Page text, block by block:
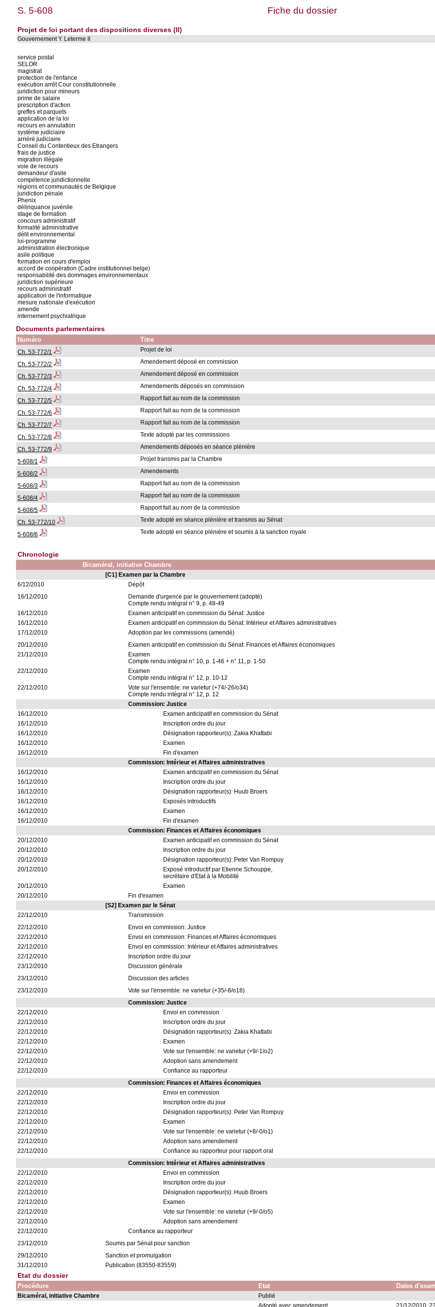
S. 5-608 Fiche du dossier
Projet de loi portant des dispositions diverses (II)
Gouvernement Y. Leterme II
service postal
SELOR
magistrat
protection de l'enfance
exécution arrêt Cour constitutionnelle
juridiction pour mineurs
prime de salaire
prescription d'action
greffes et parquets
application de la loi
recours en annulation
système judiciaire
arriéré judiciaire
Conseil du Contentieux des Etrangers
frais de justice
migration illégale
voie de recours
demandeur d'asile
compétence juridictionnelle
régions et communautés de Belgique
juridiction pénale
Phenix
délinquance juvénile
stage de formation
concours administratif
formalité administrative
délit environnemental
loi-programme
administration électronique
asile politique
formation en cours d'emploi
accord de coopération (Cadre institutionnel belge)
responsabilité des dommages environnementaux
juridiction supérieure
recours administratif
application de l'informatique
mesure nationale d'exécution
amende
internement psychiatrique
Documents parlementaires
Numéro Titre
Ch. 53-772/1 Projet de loi
Ch. 53-772/2 Amendement déposé en commission
Ch. 53-772/3 Amendement déposé en commission
Ch. 53-772/4 Amendements déposés en commission
Ch. 53-772/5 Rapport fait au nom de la commission
Ch. 53-772/6 Rapport fait au nom de la commission
Ch. 53-772/7 Rapport fait au nom de la commission
Ch. 53-772/8 Texte adopté par les commissions
Ch. 53-772/9 Amendements déposés en séance plénière
5-608/1 Projet transmis par la Chambre
5-608/2 Amendements
5-608/3 Rapport fait au nom de la commission
5-608/4 Rapport fait au nom de la commission
5-608/5 Rapport fait au nom de la commission
Ch. 53-772/10 Texte adopté en séance plénière et transmis au Sénat
5-608/6 Texte adopté en séance plénière et soumis à la sanction royale
Chronologie
Bicaméral, initiative Chambre
[C1] Examen par la Chambre
6/12/2010
Dépôt
16/12/2010
Demande d'urgence par le gouvernement (adopté)
Compte rendu intégral n° 9, p. 48-49
16/12/2010
Examen anticipatif en commission du Sénat: Justice
16/12/2010
Examen anticipatif en commission du Sénat: Intérieur et Affaires administratives
17/12/2010
Adoption par les commissions (amendé)
20/12/2010
Examen anticipatif en commission du Sénat: Finances et Affaires économiques
21/12/2010
Examen
Compte rendu intégral n° 10, p. 1-46 + n° 11, p. 1-50
22/12/2010
Examen
Compte rendu intégral n° 12, p. 10-12
22/12/2010
Vote sur l'ensemble: ne varietur (+74/-26/o34)
Compte rendu intégral n° 12, p. 12
Commission: Justice
16/12/2010
Examen anticipatif en commission du Sénat
16/12/2010
Inscription ordre du jour
16/12/2010
Désignation rapporteur(s): Zakia Khattabi
16/12/2010
Examen
16/12/2010
Fin d'examen
Commission: Intérieur et Affaires administratives
16/12/2010
Examen anticipatif en commission du Sénat
16/12/2010
Inscription ordre du jour
16/12/2010
Désignation rapporteur(s): Huub Broers
16/12/2010
Exposés introductifs
16/12/2010
Examen
16/12/2010
Fin d'examen
Commission: Finances et Affaires économiques
20/12/2010
Examen anticipatif en commission du Sénat
20/12/2010
Inscription ordre du jour
20/12/2010
Désignation rapporteur(s): Peter Van Rompuy
20/12/2010
Exposé introductif par Etienne Schouppe,
secrétaire d'Etat à la Mobilité
20/12/2010
Examen
20/12/2010
Fin d'examen
[S2] Examen par le Sénat
22/12/2010
Transmission
22/12/2010
Envoi en commission: Justice
22/12/2010
Envoi en commission: Finances et Affaires économiques
22/12/2010
Envoi en commission: Intérieur et Affaires administratives
22/12/2010
Inscription ordre du jour
23/12/2010
Discussion générale
23/12/2010
Discussion des articles
23/12/2010
Vote sur l'ensemble: ne varietur (+35/-8/o18)
Commission: Justice
22/12/2010
Envoi en commission
22/12/2010
Inscription ordre du jour
22/12/2010
Désignation rapporteur(s): Zakia Khattabi
22/12/2010
Examen
22/12/2010
Vote sur l'ensemble: ne varietur (+9/-1/o2)
22/12/2010
Adoption sans amendement
22/12/2010
Confiance au rapporteur
Commission: Finances et Affaires économiques
22/12/2010
Envoi en commission
22/12/2010
Inscription ordre du jour
22/12/2010
Désignation rapporteur(s): Peter Van Rompuy
22/12/2010
Examen
22/12/2010
Vote sur l'ensemble: ne varietur (+8/-0/o1)
22/12/2010
Adoption sans amendement
22/12/2010
Confiance au rapporteur pour rapport oral
Commission: Intérieur et Affaires administratives
22/12/2010
Envoi en commission
22/12/2010
Inscription ordre du jour
22/12/2010
Désignation rapporteur(s): Huub Broers
22/12/2010
Examen
22/12/2010
Vote sur l'ensemble: ne varietur (+9/-0/o5)
22/12/2010
Adoption sans amendement
22/12/2010
Confiance au rapporteur
23/12/2010
Soumis par Sénat pour sanction
29/12/2010
Sanction et promulgation
31/12/2010
Publication (83550-83559)
Etat du dossier
Procédure Etat Dates
Bicaméral, initiative Chambre
Publié
Adopté avec amendement
21/12/2010,